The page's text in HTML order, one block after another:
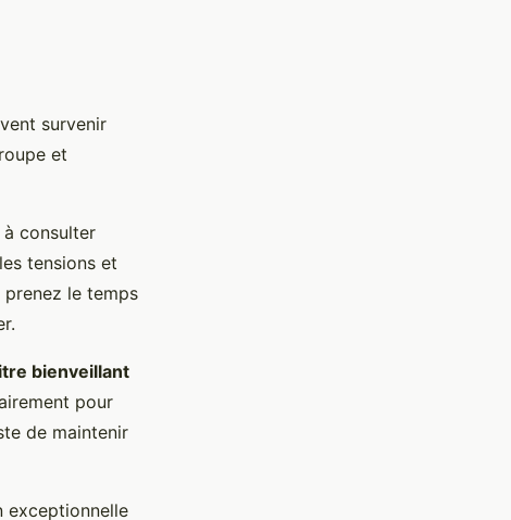
survenir
et
consulter
tensions et
le temps
bienveillant
pour
de maintenir
exceptionnelle